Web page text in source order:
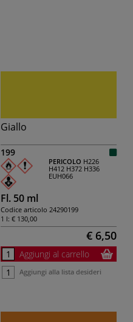
Giallo
199
PERICOLO H226
H412 H372 H336
EUH066
Fl. 50 ml
Codice articolo 24290199
1 l: € 130,00
€ 6,50
Aggiungi al carrello
Aggiungi alla lista desideri